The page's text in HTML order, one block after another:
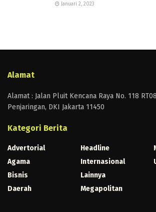
Januari 2, 2023
Alamat
Alamat : Jalan Pluit Kencana Raya No. 118
Penjaringan, DKI Jakarta 11450
Kategori Berita
Advertorial
Agama
Bisnis
Daerah
Headline
Internasional
Lainnya
Megapolitan